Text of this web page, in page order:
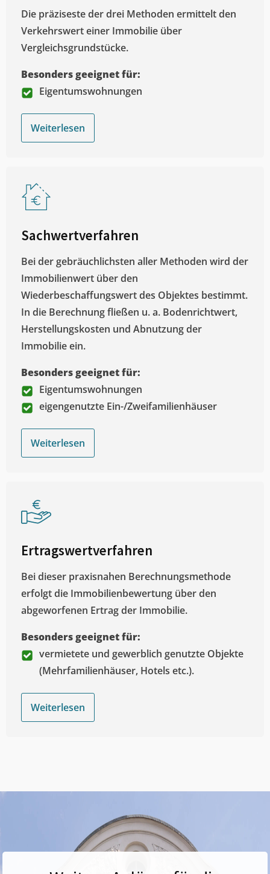
Die präziseste der drei Methoden ermittelt den
Verkehrswert einer Immobilie über
Vergleichsgrundstücke.
Besonders geeignet für:
Eigentumswohnungen
Weiterlesen
Sachwertverfahren
Bei der gebräuchlichsten aller Methoden wird der
Immobilienwert über den
Wiederbeschaffungswert des Objektes bestimmt.
In die Berechnung fließen u. a. Bodenrichtwert,
Herstellungskosten und Abnutzung der
Immobilie ein.
Besonders geeignet für:
Eigentumswohnungen
eigengenutzte Ein-/Zweifamilienhäuser
Weiterlesen
Ertragswertverfahren
Bei dieser praxisnahen Berechnungsmethode
erfolgt die Immobilienbewertung über den
abgeworfenen Ertrag der Immobilie.
Besonders geeignet für:
vermietete und gewerblich genutzte Objekte
(Mehrfamilienhäuser, Hotels etc.).
Weiterlesen